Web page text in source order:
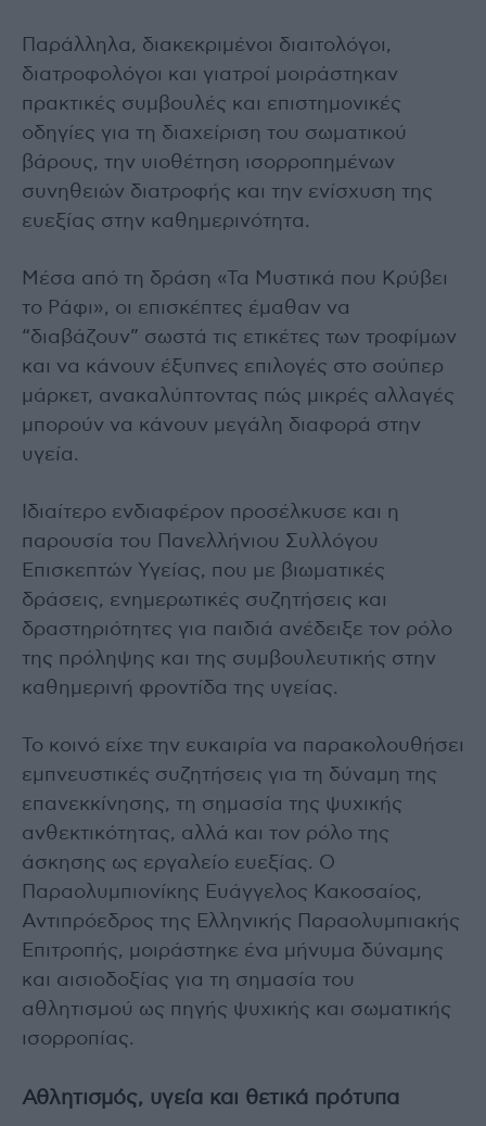
Παράλληλα, διακεκριμένοι διαιτολόγοι,
διατροφολόγοι και γιατροί μοιράστηκαν
πρακτικές συμβουλές και επιστημονικές
οδηγίες για τη διαχείριση του σωματικού
βάρους, την υιοθέτηση ισορροπημένων
συνηθειών διατροφής και την ενίσχυση της
ευεξίας στην καθημερινότητα.
Μέσα από τη δράση «Τα Μυστικά που Κρύβει
το Ράφι», οι επισκέπτες έμαθαν να
“διαβάζουν” σωστά τις ετικέτες των τροφίμων
και να κάνουν έξυπνες επιλογές στο σούπερ
μάρκετ, ανακαλύπτοντας πώς μικρές αλλαγές
μπορούν να κάνουν μεγάλη διαφορά στην
υγεία.
Ιδιαίτερο ενδιαφέρον προσέλκυσε και η
παρουσία του Πανελλήνιου Συλλόγου
Επισκεπτών Υγείας, που με βιωματικές
δράσεις, ενημερωτικές συζητήσεις και
δραστηριότητες για παιδιά ανέδειξε τον ρόλο
της πρόληψης και της συμβουλευτικής στην
καθημερινή φροντίδα της υγείας.
Το κοινό είχε την ευκαιρία να παρακολουθήσει
εμπνευστικές συζητήσεις για τη δύναμη της
επανεκκίνησης, τη σημασία της ψυχικής
ανθεκτικότητας, αλλά και τον ρόλο της
άσκησης ως εργαλείο ευεξίας. Ο
Παραολυμπιονίκης Ευάγγελος Κακοσαίος,
Αντιπρόεδρος της Ελληνικής Παραολυμπιακής
Επιτροπής, μοιράστηκε ένα μήνυμα δύναμης
και αισιοδοξίας για τη σημασία του
αθλητισμού ως πηγής ψυχικής και σωματικής
ισορροπίας.
Αθλητισμός, υγεία και θετικά πρότυπα